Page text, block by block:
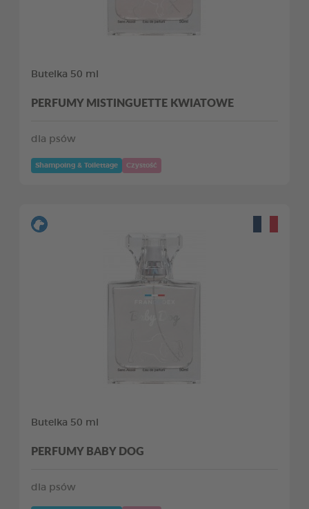
Butelka 50 ml
PERFUMY MISTINGUETTE KWIATOWE
dla psów
Shampoing & Toilettage Czystość
Butelka 50 ml
PERFUMY BABY DOG
dla psów